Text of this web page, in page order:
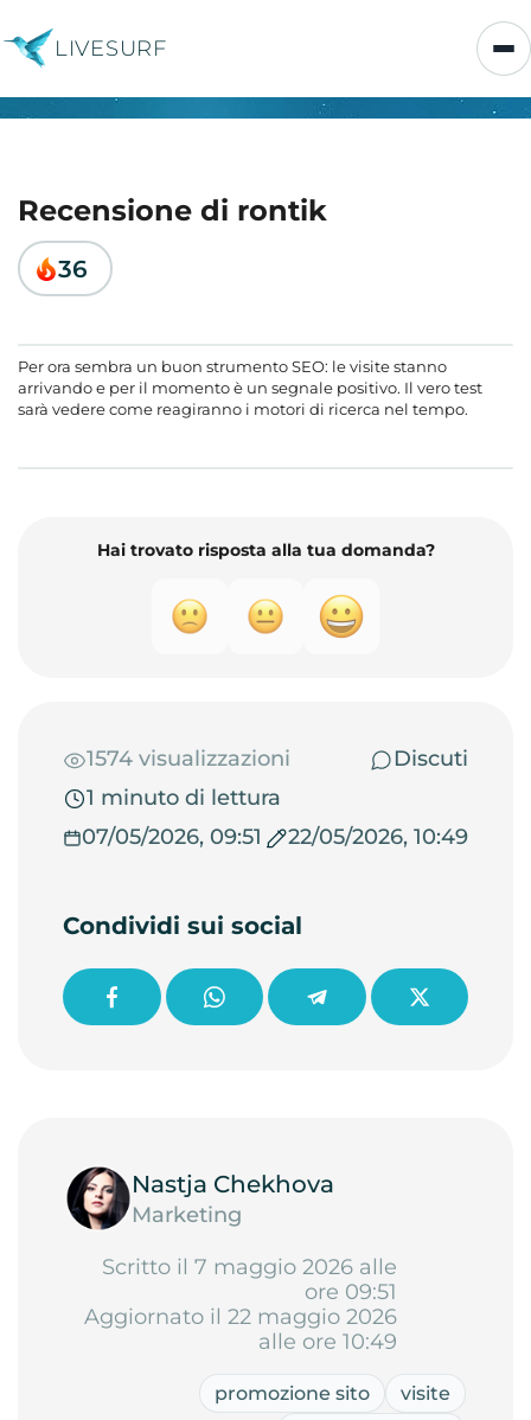
LIVESURF
Recensione di rontik
36
Per ora sembra un buon strumento SEO: le visite stanno
arrivando e per il momento è un segnale positivo. Il vero test
sarà vedere come reagiranno i motori di ricerca nel tempo.
Hai trovato risposta alla tua domanda?
1574 visualizzazioni
Discuti
1 minuto di lettura
07/05/2026, 09:51
22/05/2026, 10:49
Condividi sui social
Nastja Chekhova
Marketing
Scritto il 7 maggio 2026 alle
ore 09:51
Aggiornato il 22 maggio 2026
alle ore 10:49
promozione sito
visite